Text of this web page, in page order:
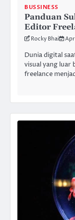
BUSSINESS
Panduan
Editor
Rocky Bhai
Dunia digital
visual yang luar
freelance